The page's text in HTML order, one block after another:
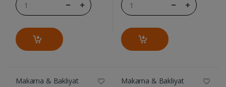
Makarna & Bakliyat Makarna & Bakliyat